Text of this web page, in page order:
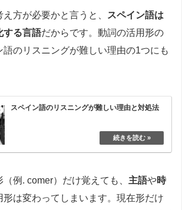
方が必要かと言うと、
スペイン語は
する言語だからです。動詞の活用形の
語のリスニングが難しい理由の1つにも
スペイン語のリスニングが難しい理由と対処法
例. comer）だけ覚えても、 主語や時
形は変わってしまいます。現在形だけ